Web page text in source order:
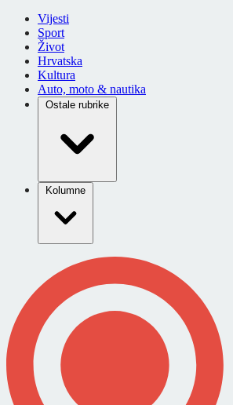
Vijesti
Sport
Život
Hrvatska
Kultura
Auto, moto & nautika
Ostale rubrike
Kolumne